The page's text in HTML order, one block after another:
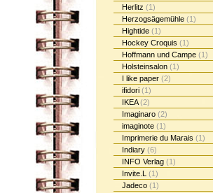
Herlitz (1)
Herzogsägemühle (1)
Hightide (1)
Hockey Croquis (1)
Hoffmann und Campe (1)
Holsteinsalon (1)
I like paper (2)
ifidori (1)
IKEA(2)
Imaginaro (2)
imaginote (1)
Imprimerie du Marais (1)
Indiary (6)
INFO Verlag (1)
Invite.L (1)
Jadeco (1)